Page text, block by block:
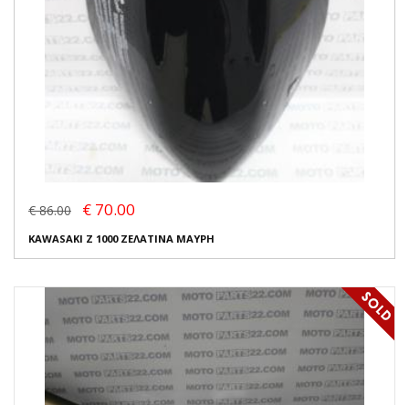
€ 86.00 € 70.00
KAWASAKI Z 1000 ΖΕΛΑΤΙΝΑ ΜΑΥΡΗ